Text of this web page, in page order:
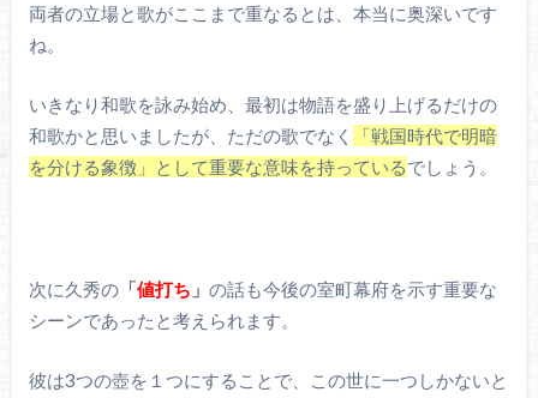
両者の立場と歌がここまで重なるとは、本当に奥深いです
ね。
いきなり和歌を詠み始め、最初は物語を盛り上げるだけの
和歌かと思いましたが、ただの歌でなく
「戦国時代で明暗
を分ける象徴」として重要な意味を持っているでしょう。
次に久秀の「値打ち 」 の話も今後の室町幕府を示す重要な
シーンであったと考えられます。
彼は3つの壺を１つにすることで、この世に一つしかないと